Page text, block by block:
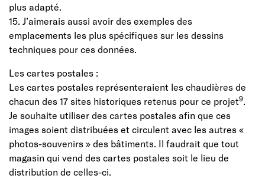
plus adapté.
15. J’aimerais aussi avoir des exemples des
emplacements les plus spécifiques sur les dessins
techniques pour ces données.
Les cartes postales :
Les cartes postales représenteraient les chaudières de
chacun des 17 sites historiques retenus pour ce projet9.
Je souhaite utiliser des cartes postales afin que ces
images soient distribuées et circulent avec les autres «
photos-souvenirs » des bâtiments. Il faudrait que tout
magasin qui vend des cartes postales soit le lieu de
distribution de celles-ci.